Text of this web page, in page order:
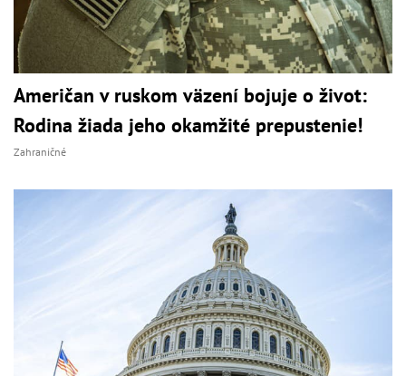
Američan v ruskom väzení bojuje o život:
Rodina žiada jeho okamžité prepustenie!
Zahraničné